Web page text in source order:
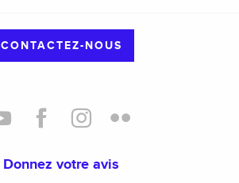
CONTACTEZ-NOUS
Donnez votre avis